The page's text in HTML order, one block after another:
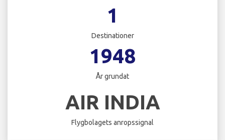
1
Destinationer
1948
År grundat
AIR INDIA
Flygbolagets anropssignal